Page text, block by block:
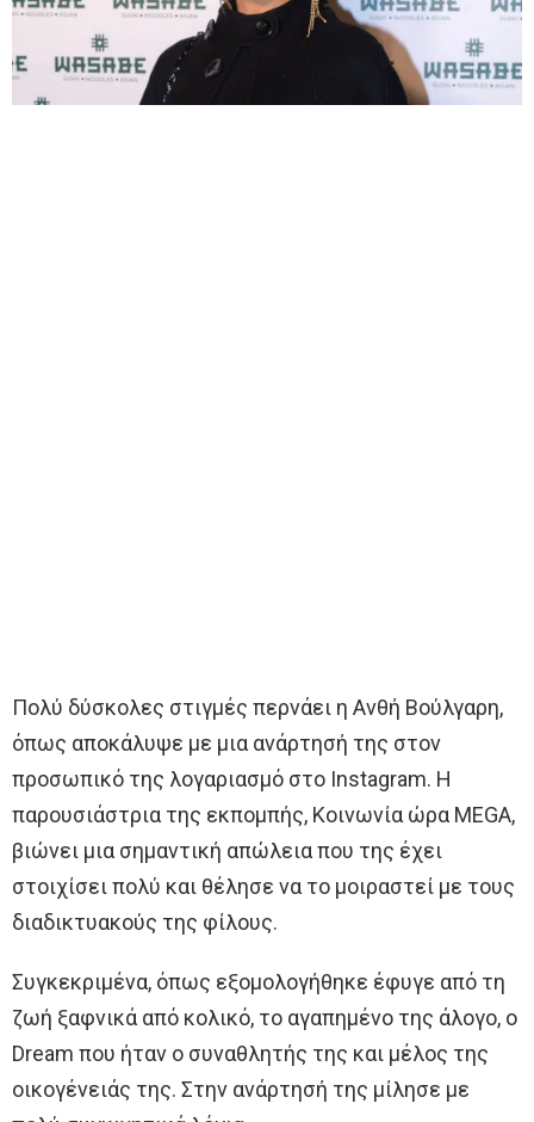
Πολύ δύσκολες στιγμές περνάει η Ανθή Βούλγαρη,
όπως αποκάλυψε με μια ανάρτησή της στον
προσωπικό της λογαριασμό στο Instagram. Η
παρουσιάστρια της εκπομπής, Κοινωνία ώρα MEGA,
βιώνει μια σημαντική απώλεια που της έχει
στοιχίσει πολύ και θέλησε να το μοιραστεί με τους
διαδικτυακούς της φίλους.
Συγκεκριμένα, όπως εξομολογήθηκε έφυγε από τη
ζωή ξαφνικά από κολικό, το αγαπημένο της άλογο, ο
Dream που ήταν ο συναθλητής της και μέλος της
οικογένειάς της. Στην ανάρτησή της μίλησε με